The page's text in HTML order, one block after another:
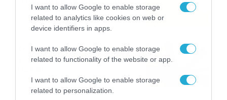
I want to allow Google to enable storage
related to analytics like cookies on web or
device identifiers in apps.
I want to allow Google to enable storage
related to functionality of the website or app.
I want to allow Google to enable storage
related to personalization.
τον Σάκη Αρναούτογλου (vid)
08/08/2026 08:51
Εορτολόγιο 8-8: Ποιοι
γιορτάζουν σήμερα; Χρόνια
08/08/2026 08:25